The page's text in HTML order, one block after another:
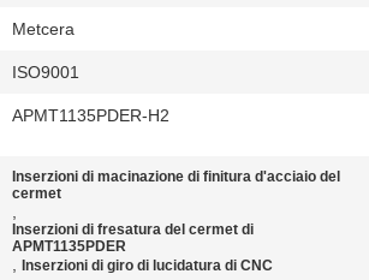
Metcera
ISO9001
APMT1135PDER-H2
Inserzioni di macinazione di finitura d'acciaio del
cermet
,
Inserzioni di fresatura del cermet di
APMT1135PDER
, Inserzioni di giro di lucidatura di CNC